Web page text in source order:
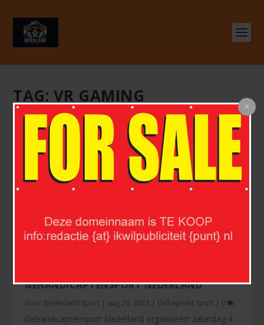
TAG: VR GAMING
GEHANDICAPTENSPORT NEDERLAND
door Nederland Sport | aug 29, 2023 | Onbeperkt Sport | 0
Gehandicaptensport Nederland organiseert zaterdag 4